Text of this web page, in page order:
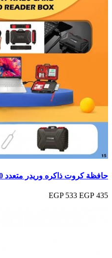
حافظة كروت ذاكره وريدر متعدد kh 20
435 EGP
533 EGP